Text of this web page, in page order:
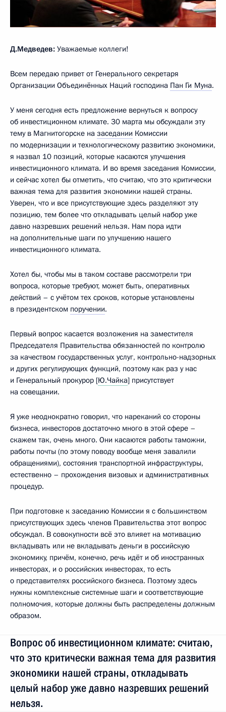
Д.Медведев: Уважаемые коллеги!
Всем передаю привет от Генерального секретаря
Организации Объединённых Наций господина Пан Ги Муна.
У меня сегодня есть предложение вернуться к вопросу
об инвестиционном климате. 30 марта мы обсуждали эту
тему в Магнитогорске на заседании Комиссии
по модернизации и технологическому развитию экономики,
я назвал 10 позиций, которые касаются улучшения
инвестиционного климата. И во время заседания Комиссии,
и сейчас хотел бы отметить, что считаю, что это критически
важная тема для развития экономики нашей страны.
Уверен, что и все присутствующие здесь разделяют эту
позицию, тем более что откладывать целый набор уже
давно назревших решений нельзя. Нам пора идти
на дополнительные шаги по улучшению нашего
инвестиционного климата.
Хотел бы, чтобы мы в таком составе рассмотрели три
вопроса, которые требуют, может быть, оперативных
действий – с учётом тех сроков, которые установлены
в президентском поручении.
Первый вопрос касается возложения на заместителя
Председателя Правительства обязанностей по контролю
за качеством государственных услуг, контрольно-надзорных
и других регулирующих функций, поэтому как раз у нас
и Генеральный прокурор [Ю.Чайка] присутствует
на совещании.
Я уже неоднократно говорил, что нареканий со стороны
бизнеса, инвесторов достаточно много в этой сфере –
скажем так, очень много. Они касаются работы таможни,
работы почты (по этому поводу вообще меня завалили
обращениями), состояния транспортной инфраструктуры,
естественно – прохождения визовых и административных
процедур.
При подготовке к заседанию Комиссии я с большинством
присутствующих здесь членов Правительства этот вопрос
обсуждал. В совокупности всё это влияет на мотивацию
вкладывать или не вкладывать деньги в российскую
экономику, причём, конечно, речь идёт и об иностранных
инвесторах, и о российских инвесторах, то есть
о представителях российского бизнеса. Поэтому здесь
нужны комплексные системные шаги и соответствующие
полномочия, которые должны быть распределены должным
образом.
Вопрос об инвестиционном климате: считаю,
что это критически важная тема для развития
экономики нашей страны, откладывать
целый набор уже давно назревших решений
нельзя.